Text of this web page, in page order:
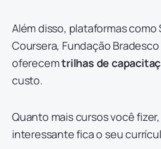
Além disso, plataformas como
Coursera, Fundação
oferecemtrilhas de
custo.
Quanto mais cursos você
interessante fica o seu